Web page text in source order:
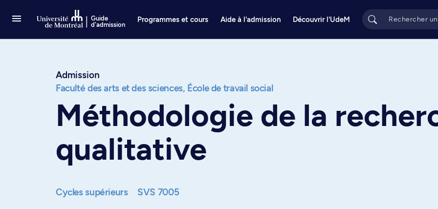
Guide
d'admission
Programmes et cours Aide à l'admission Découvrir l'UdeM
Admission
Faculté des arts et des sciences, École de travail social
Méthodologie de la
qualitative
Cycles supérieurs SVS 7005